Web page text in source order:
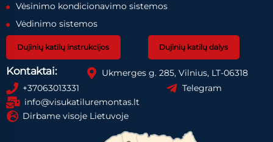
Vėsinimo kondicionavimo sistemos
Vėdinimo sistemos
Dujinių katilų instrukcijos Dujinių katilų dalys
Kontaktai:
Ukmerges g. 285, Vilnius, LT-06318
+37063013331
Telegram
info@visukatiluremontas.lt
Dirbame visoje Lietuvoje